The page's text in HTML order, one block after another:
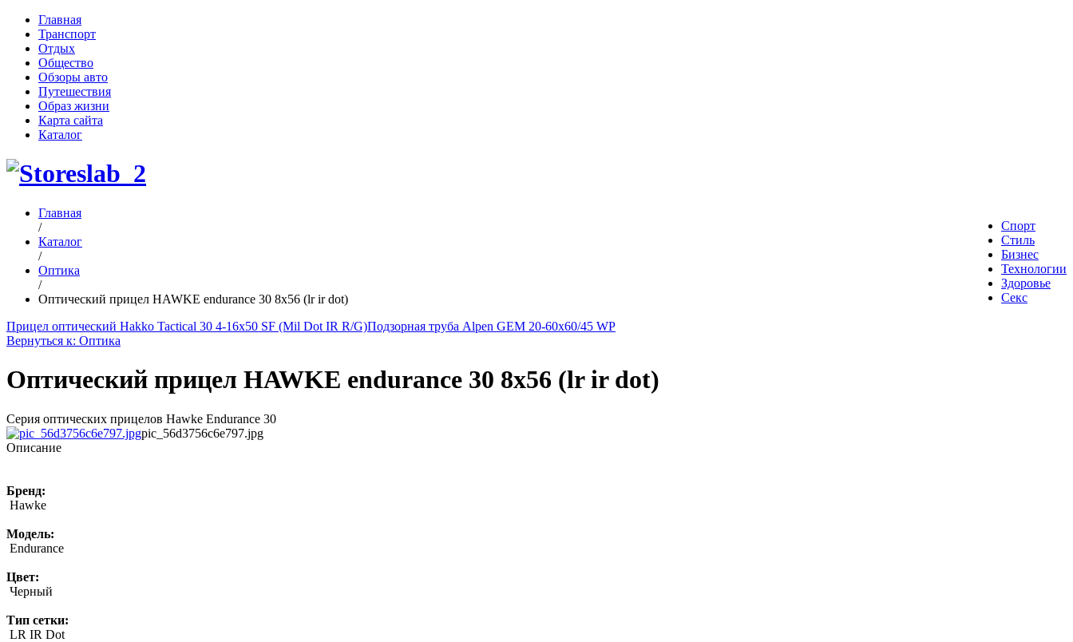
Главная
Транспорт
Отдых
Общество
Обзоры авто
Путешествия
Образ жизни
Карта сайта
Каталог
Спорт
Стиль
Бизнес
Технологии
Здоровье
Секс
Главная
/
Каталог
/
Оптика
/
Оптический прицел HAWKE endurance 30 8x56 (lr ir dot)
Прицел оптический Hakko Tactical 30 4-16x50 SF (Mil Dot IR R/G)Подзорная труба Alpen GEM 20-60x60/45 WP
Вернуться к: Оптика
Оптический прицел HAWKE endurance 30 8x56 (lr ir dot)
Серия оптических прицелов Hawke Endurance 30
pic_56d3756c6e797.jpg
Описание
Бренд:
Hawke
Модель:
Endurance
Цвет:
Черный
Тип сетки:
LR IR Dot